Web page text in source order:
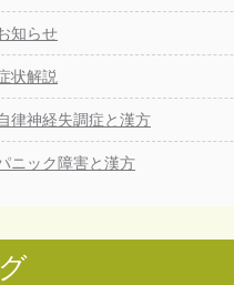
知らせ
状解説
律神経失調症と漢方
ニック障害と漢方